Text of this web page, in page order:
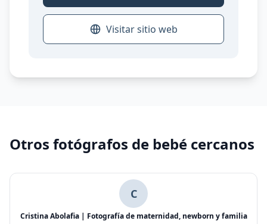
Visitar sitio web
Otros fotógrafos de bebé cercanos
C
Cristina Abolafia | Fotografía de maternidad, newborn y familia